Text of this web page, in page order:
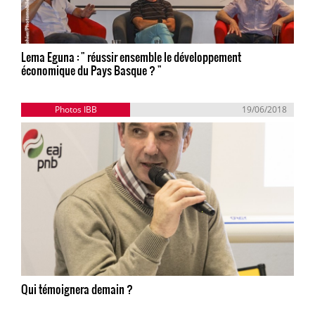
Lema Eguna : " réussir ensemble le développement
économique du Pays Basque ? "
Photos IBB 19/06/2018
Qui témoignera demain ?